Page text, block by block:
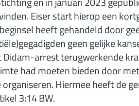
Eiser start hierop een
heeft gehandeld door
geen gelijke
arrest terugwerkende
had moeten bieden door
Hiermee heeft de
3:14 BW.